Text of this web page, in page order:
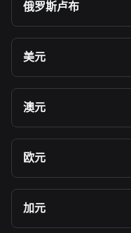
俄罗斯卢布
美元
澳元
欧元
加元